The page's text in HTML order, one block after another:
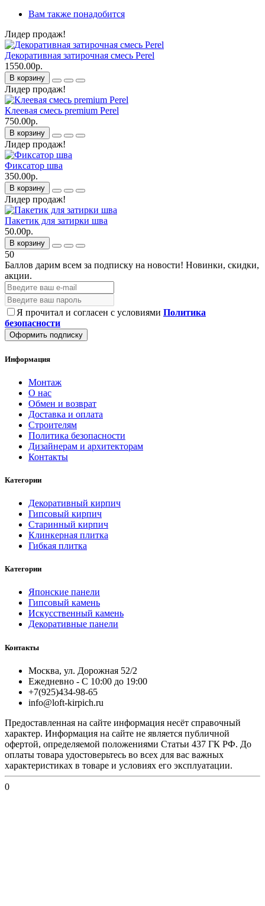
Вам также понадобится
Лидер продаж!
Декоративная затирочная смесь Perel
1550.00р.
В корзину
Лидер продаж!
Клеевая смесь premium Perel
750.00р.
В корзину
Лидер продаж!
Фиксатор шва
350.00р.
В корзину
Лидер продаж!
Пакетик для затирки шва
50.00р.
В корзину
50
Баллов дарим всем за подписку на новости! Новинки, скидки,
акции.
Я прочитал и согласен с условиями Политика
безопасности
Оформить подписку
Информация
Монтаж
О нас
Обмен и возврат
Доставка и оплата
Строителям
Политика безопасности
Дизайнерам и архитекторам
Контакты
Категории
Декоративный кирпич
Гипсовый кирпич
Старинный кирпич
Клинкерная плитка
Гибкая плитка
Категории
Японские панели
Гипсовый камень
Искусственный камень
Декоративные панели
Контакты
Москва, ул. Дорожная 52/2
Ежедневно - С 10:00 до 19:00
+7(925)434-98-65
info@loft-kirpich.ru
Предоставленная на сайте информация несёт справочный
характер. Информация на сайте не является публичной
офертой, определяемой положениями Статьи 437 ГК РФ. До
оплаты товара удостоверьтесь во всех для вас важных
характеристиках в товаре и условиях его эксплуатации.
0